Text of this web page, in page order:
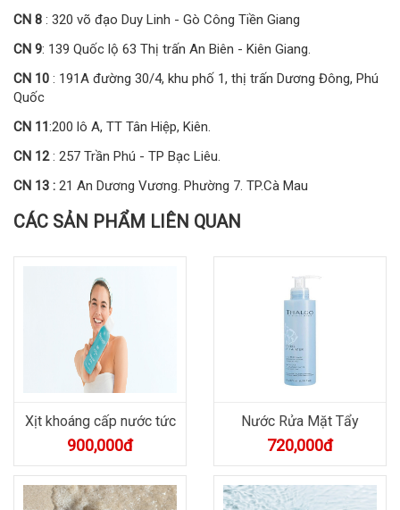
CN 8 : 320 võ đạo Duy Linh - Gò Công Tiền Giang
CN 9: 139 Quốc lộ 63 Thị trấn An Biên - Kiên Giang.
CN 10 : 191A đường 30/4, khu phố 1, thị trấn Dương Đông, Phú
Quốc
CN 11:200 lô A, TT Tân Hiệp, Kiên.
CN 12: 257 Trần Phú - TP Bạc Liêu.
CN 13 : 21 An Dương Vương. Phường 7. TP.Cà Mau
CÁC SẢN PHẨM LIÊN QUAN
Thông tin chi tiết
Xịt khoáng cấp nước tức
thì Reviving Marine M...
900,000đ
Thông tin chi tiết
Nước Rửa Mặt Tẩy
Trang Thalgo Micellar
720,000đ